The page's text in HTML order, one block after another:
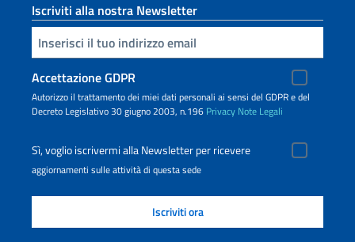
Iscriviti alla nostra Newsletter
Inserisci la tua email
Accettazione GDPR
Autorizzo il trattamento dei miei dati personali ai sensi del GDPR e del
Decreto Legislativo 30 giugno 2003, n.196 Privacy Note Legali
Sì, voglio iscrivermi alla Newsletter per ricevere
aggiornamenti sulle attività di questa sede